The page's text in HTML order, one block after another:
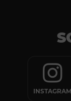
INSTAGRAM